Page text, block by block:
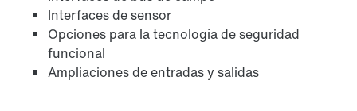
Interfaces de sensor
Opciones para la tecnología de seguridad
funcional
Ampliaciones de entradas y salidas